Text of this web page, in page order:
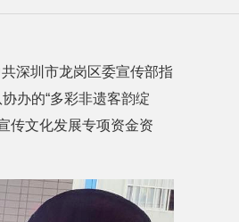
深圳市龙岗区委宣传部指
办的“多彩非遗客韵绽
传文化发展专项资金资